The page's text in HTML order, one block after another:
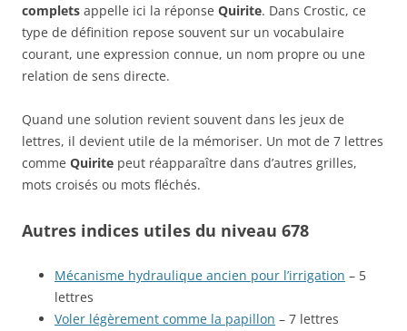
complets appelle ici la réponse Quirite. Dans Crostic, ce
type de définition repose souvent sur un vocabulaire
courant, une expression connue, un nom propre ou une
relation de sens directe.
Quand une solution revient souvent dans les jeux de
lettres, il devient utile de la mémoriser. Un mot de 7 lettres
comme Quirite peut réapparaître dans d’autres grilles,
mots croisés ou mots fléchés.
Autres indices utiles du niveau 678
Mécanisme hydraulique ancien pour l’irrigation – 5
lettres
Voler légèrement comme la papillon – 7 lettres